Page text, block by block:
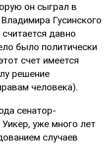
он сыграл в
Гусинского
давно
было политически
счет имеется
решение
человека).
сенатор-
уже много лет
случаев